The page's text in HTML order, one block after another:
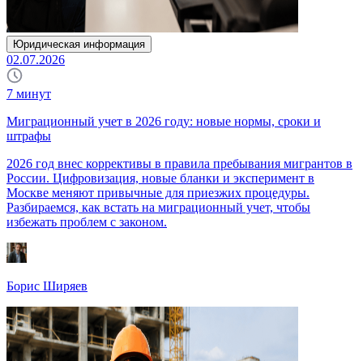
Юридическая информация
02.07.2026
7 минут
Миграционный учет в 2026 году: новые нормы, сроки и
штрафы
2026 год внес коррективы в правила пребывания мигрантов в
России. Цифровизация, новые бланки и эксперимент в
Москве меняют привычные для приезжих процедуры.
Разбираемся, как встать на миграционный учет, чтобы
избежать проблем с законом.
Борис Ширяев